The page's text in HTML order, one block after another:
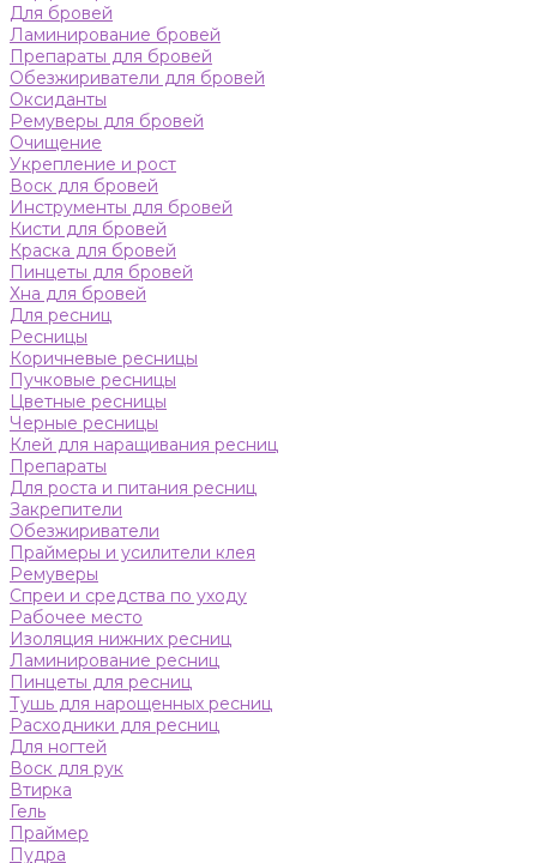
Для бровей
Ламинирование бровей
Препараты для бровей
Обезжириватели для бровей
Оксиданты
Ремуверы для бровей
Очищение
Укрепление и рост
Воск для бровей
Инструменты для бровей
Кисти для бровей
Краска для бровей
Пинцеты для бровей
Хна для бровей
Для ресниц
Ресницы
Коричневые ресницы
Пучковые ресницы
Цветные ресницы
Черные ресницы
Клей для наращивания ресниц
Препараты
Для роста и питания ресниц
Закрепители
Обезжириватели
Праймеры и усилители клея
Ремуверы
Спреи и средства по уходу
Рабочее место
Изоляция нижних ресниц
Ламинирование ресниц
Пинцеты для ресниц
Тушь для нарощенных ресниц
Расходники для ресниц
Для ногтей
Воск для рук
Втирка
Гель
Праймер
Пудра